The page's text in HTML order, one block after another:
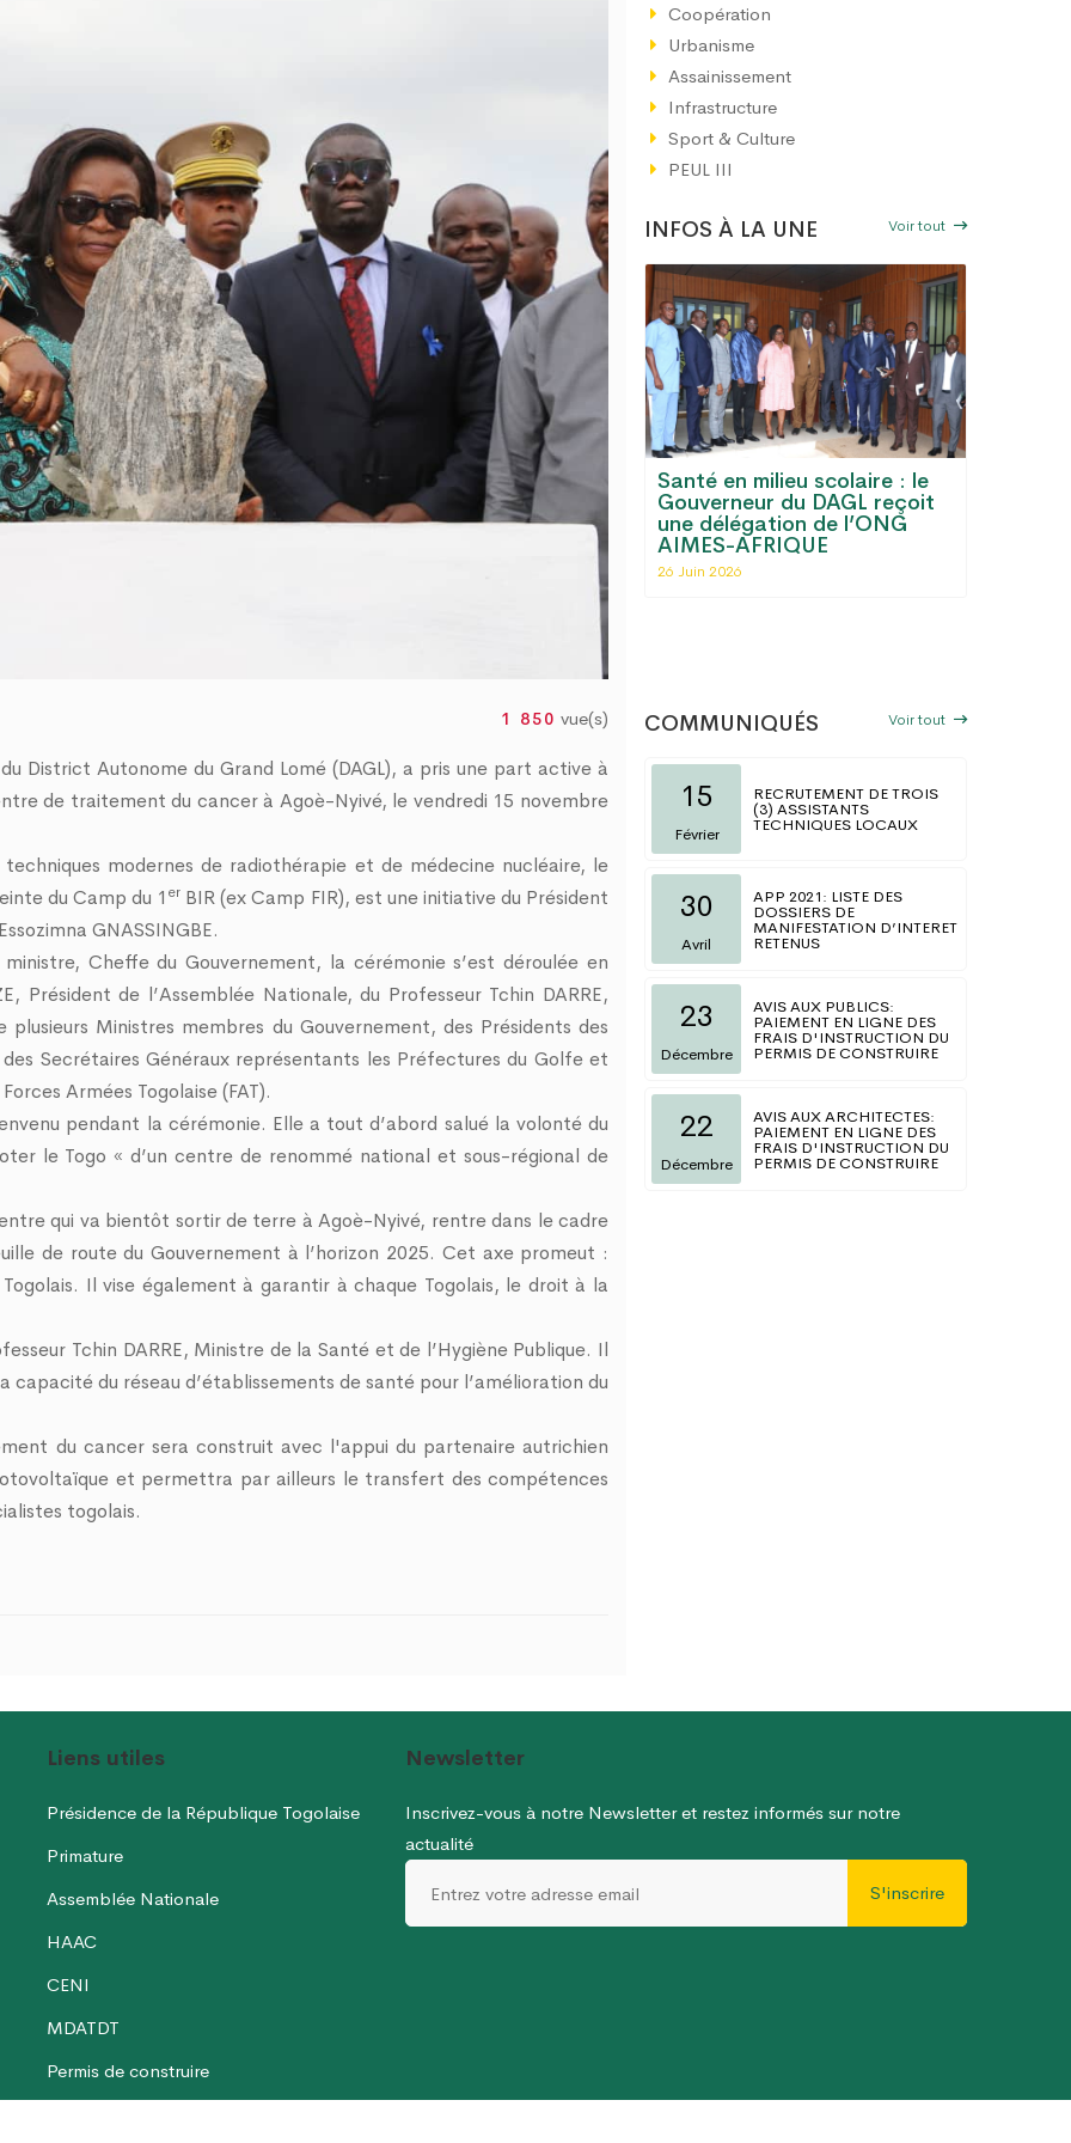
1 850 vue(s)
District Autonome du Grand Lomé (DAGL), a pris une part active à
de traitement du cancer à Agoè-Nyivé, le vendredi 15 novembre
modernes de radiothérapie et de médecine nucléaire, le
du Camp du 1 er BIR (ex Camp FIR), est une initiative du Président
GNASSINGBE.
Cheffe du Gouvernement, la cérémonie s’est déroulée en
Président de l’Assemblée Nationale, du Professeur Tchin DARRE,
Ministres membres du Gouvernement, des Présidents des
Secrétaires Généraux représentants les Préfectures du Golfe et
Armées Togolaise (FAT).
pendant la cérémonie. Elle a tout d’abord salué la volonté du
le Togo « d’un centre de renommé national et sous-régional de
qui va bientôt sortir de terre à Agoè-Nyivé, rentre dans le cadre
de route du Gouvernement à l’horizon 2025. Cet axe promeut :
Il vise également à garantir à chaque Togolais, le droit à la
Tchin DARRE, Ministre de la Santé et de l’Hygiène Publique. Il
du réseau d’établissements de santé pour l’amélioration du
du cancer sera construit avec l'appui du partenaire autrichien
et permettra par ailleurs le transfert des compétences
togolais.
Coopération
Urbanisme
Assainissement
Infrastructure
Sport & Culture
PEUL III
INFOS À LA UNE Voir tout
de la fête du
au District Autonome
3è réunion du CC-DAGL :
bilan des inondations, eau
Santé en milieu scolaire : le
Gouverneur du DAGL reçoit
une délégation de l’ONG
AIMES-AFRIQUE
26 Juin 2026
COMMUNIQUÉS Voir tout
15
Février
RECRUTEMENT DE TROIS
(3) ASSISTANTS
TECHNIQUES LOCAUX
30
Avril
APP 2021: LISTE DES
DOSSIERS DE
MANIFESTATION D’INTERET
RETENUS
23
Décembre
AVIS AUX PUBLICS:
PAIEMENT EN LIGNE DES
FRAIS D'INSTRUCTION DU
PERMIS DE CONSTRUIRE
22
Décembre
AVIS AUX ARCHITECTES:
PAIEMENT EN LIGNE DES
FRAIS D'INSTRUCTION DU
PERMIS DE CONSTRUIRE
Liens utiles
Présidence de la République Togolaise
Primature
Assemblée Nationale
HAAC
CENI
MDATDT
Permis de construire
Newsletter
Inscrivez-vous à notre Newsletter et restez informés sur notre
actualité
S'inscrire